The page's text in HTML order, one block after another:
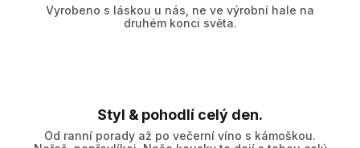
Vyrobeno s láskou u nás, ne ve výrobní hale na
druhém konci světa.
Styl & pohodlí celý den.
Od ranní porady až po večerní víno s kámoškou.